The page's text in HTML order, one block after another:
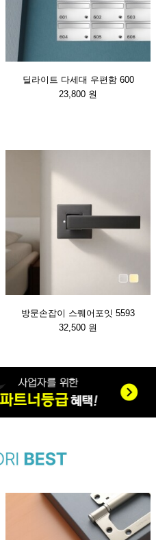
딜라이트 다세대 우편함 600
23,800 원
방문손잡이 스퀘어포잇 5593
32,500 원